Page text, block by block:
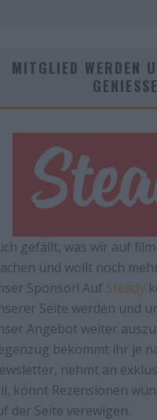
MITGLIED WERDEN
GENIESSEN
gefällt, was wir auf
und wollt noch
Sponsor! Auf Steady
Seite werden und
Angebot weiter
bekommt ihr je
nehmt an
könnt Rezensionen
der Seite verewigen.